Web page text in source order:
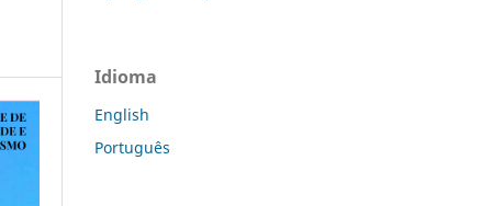
Idioma
English
Português